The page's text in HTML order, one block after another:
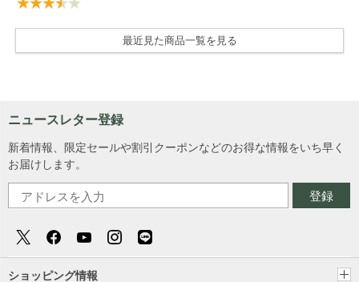
最近見た商品一覧を見る
ニュースレター登録
新着情報、限定セールや割引クーポンなどのお得な情報をいち早く
お届けします。
登録
ショッピング情報